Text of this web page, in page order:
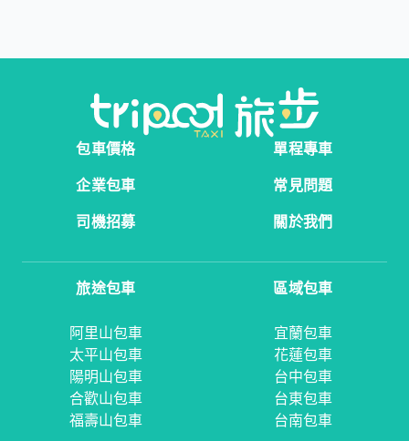
包車價格
單程專車
企業包車
常見問題
司機招募
關於我們
旅途包車
阿里山包車
太平山包車
陽明山包車
合歡山包車
福壽山包車
區域包車
宜蘭包車
花蓮包車
台中包車
台東包車
台南包車